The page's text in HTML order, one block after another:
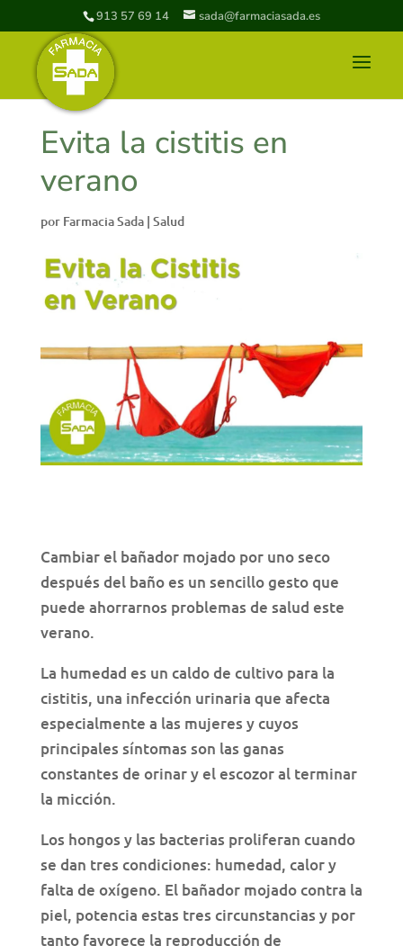
913 57 69 14 sada@farmaciasada.es
Evita la cistitis en
verano
por Farmacia Sada| Salud
Cambiar el bañador mojado por uno seco
después del baño es un sencillo gesto que
puede ahorrarnos problemas de salud este
verano.
La humedad es un caldo de cultivo para la
cistitis, una infección urinaria que afecta
especialmente a las mujeres y cuyos
principales síntomas son las ganas
constantes de orinar y el escozor al terminar
la micción.
Los hongos y las bacterias proliferan cuando
se dan tres condiciones: humedad, calor y
falta de oxígeno. El bañador mojado contra la
piel, potencia estas tres circunstancias y por
tanto favorece la reproducción de